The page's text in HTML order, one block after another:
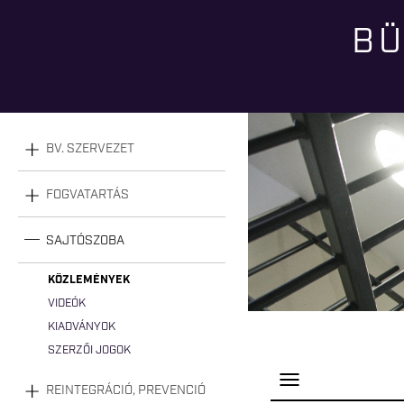
BV. SZERVEZET
FOGVATARTÁS
SAJTÓSZOBA
KÖZLEMÉNYEK
VIDEÓK
KIADVÁNYOK
SZERZŐI JOGOK
REINTEGRÁCIÓ, PREVENCIÓ
P